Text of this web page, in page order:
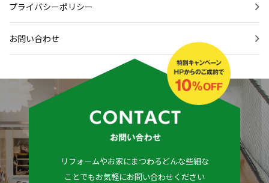
プライバシーポリシー
お問い合わせ
リフォームやお家にまつわるどんな些細な
ことでもお気軽にお問い合わせください